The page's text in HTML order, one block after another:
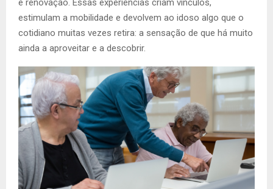
e renovação. Essas experiências criam vínculos,
estimulam a mobilidade e devolvem ao idoso algo que o
cotidiano muitas vezes retira: a sensação de que há muito
ainda a aproveitar e a descobrir.